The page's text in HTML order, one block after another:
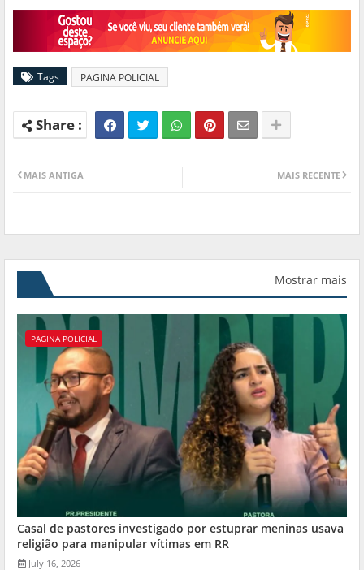
Tags PAGINA POLICIAL
MAIS RECENTE
MAIS ANTIGA
Mostrar mais
PAGINA POLICIAL
Casal de pastores investigado por estuprar meninas usava
religião para manipular vítimas em RR
July 16, 2026